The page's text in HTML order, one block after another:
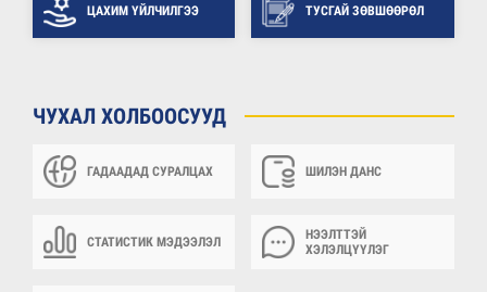
ЦАХИМ ҮЙЛЧИЛГЭЭ ТУСГАЙ ЗӨВШӨӨРӨЛ
ЧУХАЛ ХОЛБООСУУД
ГАДААДАД СУРАЛЦАХ ШИЛЭН ДАНС
СТАТИСТИК МЭДЭЭЛЭЛ
НЭЭЛТТЭЙ
ХЭЛЭЛЦҮҮЛЭГ